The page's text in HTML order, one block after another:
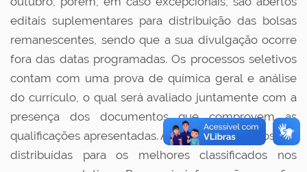
editais suplementares para distribuição das bolsas
remanescentes, sendo que a sua divulgação ocorre
fora das datas programadas. Os processos seletivos
contam com uma prova de química geral e análise
do currículo, o qual será avaliado juntamente com a
presença dos documentos que comprovem as
qualificações apresentadas. As bolsas de estudos são
distribuídas para os melhores classificados nos